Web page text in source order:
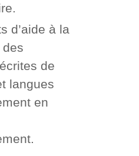
d’aide à la
des
de
langues
en